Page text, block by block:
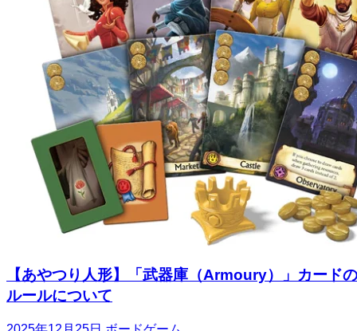
【あやつり人形】「武器庫（Armoury）」カードの
ルールについて